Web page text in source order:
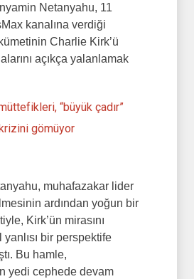
Netanyahu, 11
kanalına verdiği
Charlie Kirk’ü
açıkça yalanlamak
“büyük çadır”
gömüyor
muhafazakar lider
ardından yoğun bir
Kirk’ün mirasını
bir perspektife
Bu hamle,
yedi cephede devam